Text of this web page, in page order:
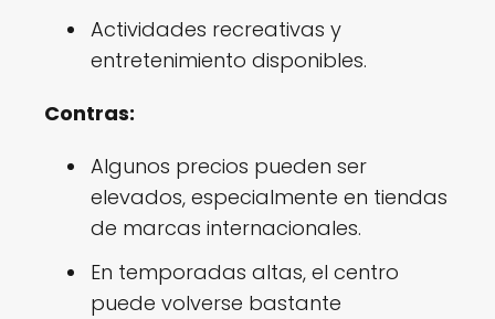
Actividades recreativas y
entretenimiento disponibles.
Contras:
Algunos precios pueden ser
elevados, especialmente en tiendas
de marcas internacionales.
En temporadas altas, el centro
puede volverse bastante